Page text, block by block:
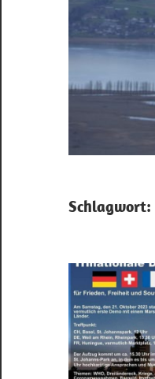
Schlagwort: